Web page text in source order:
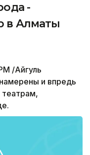
-
в Алматы
/Айгуль
и впредь
театрам,